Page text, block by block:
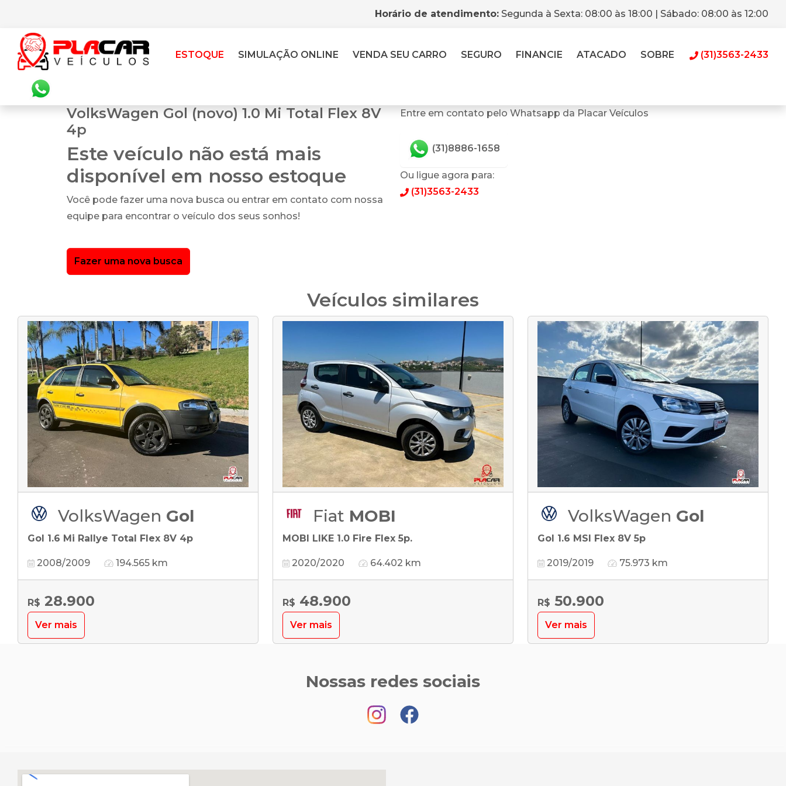
Horário de atendimento: Segunda à Sexta: 08:00 às 18:00 | Sábado: 08:00 às 12:00
ESTOQUE SIMULAÇÃO ONLINE VENDA SEU CARRO SEGURO FINANCIE ATACADO SOBRE (31)3563-2433
VolksWagen Gol (novo) 1.0 Mi Total Flex 8V
4p
Este veículo não está mais
disponível em nosso estoque
Você pode fazer uma nova busca ou entrar em contato com nossa
equipe para encontrar o veículo dos seus sonhos!
Fazer uma nova busca
Entre em contato pelo Whatsapp da Placar Veículos
(31)8886-1658
Ou ligue agora para:
(31)3563-2433
Veículos similares
VolksWagen Gol
Gol 1.6 Mi Rallye Total Flex 8V 4p
2008/2009 194.565 km
R$ 28.900
Ver mais
Fiat MOBI
MOBI LIKE 1.0 Fire Flex 5p.
2020/2020 64.402 km
R$ 48.900
Ver mais
VolksWagen Gol
Gol 1.6 MSI Flex 8V 5p
2019/2019 75.973 km
R$ 50.900
Ver mais
Nossas redes sociais